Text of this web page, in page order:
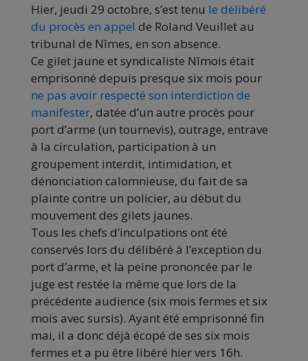
Hier, jeudi 29 octobre, s’est tenu le délibéré
du procès en appel de Roland Veuillet au
tribunal de Nîmes, en son absence.
Ce gilet jaune et syndicaliste Nîmois était
emprisonné depuis presque six mois pour
ne pas avoir respecté son interdiction de
manifester, datée d’un autre procès pour
port d’arme (un tournevis), outrage, entrave
à la circulation, participation à un
groupement interdit, intimidation, et
dénonciation calomnieuse, du fait de sa
plainte contre un policier, au début du
mouvement des gilets jaunes.
Tous les chefs d’inculpations ont été
conservés lors du délibéré à l’exception du
port d’arme, et la peine prononcée par le
juge est restée la même que lors de la
précédente audience (six mois fermes et six
mois avec sursis). Ayant été emprisonné fin
mai, il a donc déjà écopé de ses six mois
fermes et a pu être libéré hier vers 16h.